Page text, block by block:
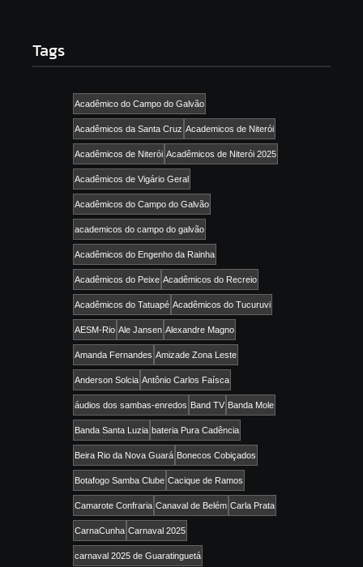
Tags
Acadêmico do Campo do Galvão
Acadêmicos da Santa Cruz Academicos de Niterói
Acadêmicos de Niterói Acadêmicos de Niterói 2025
Acadêmicos de Vigário Geral
Acadêmicos do Campo do Galvão
academicos do campo do galvão
Acadêmicos do Engenho da Rainha
Acadêmicos do Peixe Acadêmicos do Recreio
Acadêmicos do Tatuapé Acadêmicos do Tucuruvi
AESM-Rio Ale Jansen Alexandre Magno
Amanda Fernandes Amizade Zona Leste
Anderson Solcia Antônio Carlos Faísca
áudios dos sambas-enredos Band TV Banda Mole
Banda Santa Luzia bateria Pura Cadência
Beira Rio da Nova Guará Bonecos Cobiçados
Botafogo Samba Clube Cacique de Ramos
Camarote Confraria Canaval de Belém Carla Prata
CarnaCunha Carnaval 2025
carnaval 2025 de Guaratinguetá